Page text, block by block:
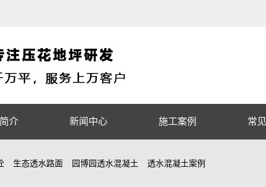
介 新闻中心 施工案例 常
生态透水路面 园博园透水混凝土 透水混凝土案例